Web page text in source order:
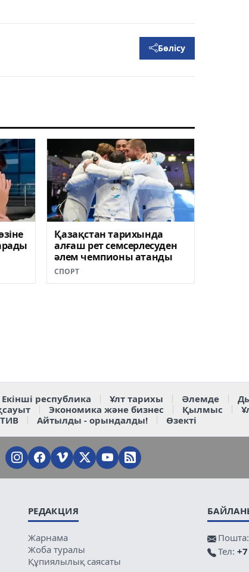
Бөлісу
Қазақстан тарихында
алғаш рет семсерлесуден
әлем чемпионы атанды
СПОРТ
Екінші республика Ұлт тарихы Әлемде
Экономика және бизнес Қылмыс
Айтылды - орындалды! Өзекті
РЕДАКЦИЯ
Жарнама
Жоба туралы
Құпиялылық саясаты
Пошта:
Тел: